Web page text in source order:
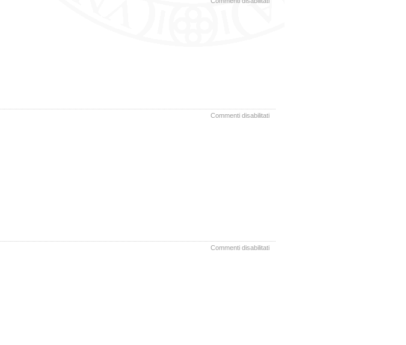
Commenti disabilitatisu
Commenti disabilitatisu